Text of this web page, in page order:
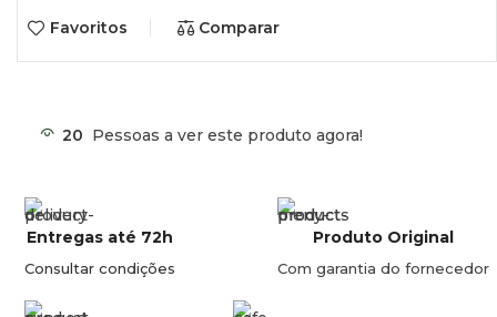
Favoritos Comparar
20 Pessoas a ver este produto agora!
Entregas até 72h
Consultar condições
Produto Original
Com garantia do fornecedor